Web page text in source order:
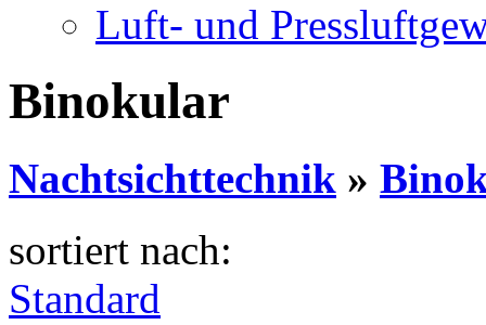
Luft- und
Binokular
Nachtsichttechnik »
sortiert nach:
Standard